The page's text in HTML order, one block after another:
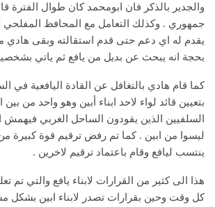
والجدير بالذكر فان ابومحمد كان طوال الفترة
جمهوري . وكذلك التعامل مع المحافظ المفلحي
يقدم له اي دعم حتى قدم استقالته وبقى هادي
بحجة انه يبحث عن بديل من يافع ثم ياتي
كما قام هادي بالتغافل عن القادة اليافعية في
بتعيين قائد لواء لاحد ابناء أبين وهو واحد من
السلفيين الذين يقودون الساحل الغربي فيهمش
ليسوا من ابين . كما تم رفض ترقيم قوة كبيرة
ينتسب ليافع وقام باعتماد ترقيم لاخرين .
هذا الى كثير من القرارات لابناء يافع والتي تم
كل وقت وحين بقرارات تصدر لابناء ابين بشكل